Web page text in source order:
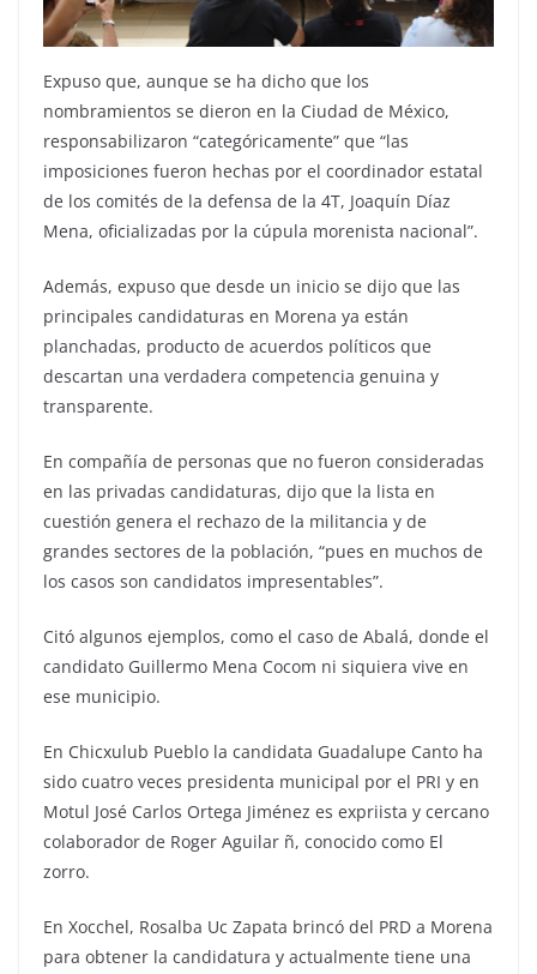
Expuso que, aunque se ha dicho que los
nombramientos se dieron en la Ciudad de México,
responsabilizaron “categóricamente” que “las
imposiciones fueron hechas por el coordinador estatal
de los comités de la defensa de la 4T, Joaquín Díaz
Mena, oficializadas por la cúpula morenista nacional”.
Además, expuso que desde un inicio se dijo que las
principales candidaturas en Morena ya están
planchadas, producto de acuerdos políticos que
descartan una verdadera competencia genuina y
transparente.
En compañía de personas que no fueron consideradas
en las privadas candidaturas, dijo que la lista en
cuestión genera el rechazo de la militancia y de
grandes sectores de la población, “pues en muchos de
los casos son candidatos impresentables”.
Citó algunos ejemplos, como el caso de Abalá, donde el
candidato Guillermo Mena Cocom ni siquiera vive en
ese municipio.
En Chicxulub Pueblo la candidata Guadalupe Canto ha
sido cuatro veces presidenta municipal por el PRI y en
Motul José Carlos Ortega Jiménez es expriista y cercano
colaborador de Roger Aguilar ñ, conocido como El
zorro.
En Xocchel, Rosalba Uc Zapata brincó del PRD a Morena
para obtener la candidatura y actualmente tiene una